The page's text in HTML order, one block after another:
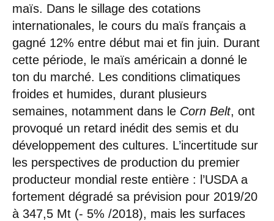
maïs. Dans le sillage des cotations
internationales, le cours du maïs français a
gagné 12% entre début mai et fin juin. Durant
cette période, le maïs américain a donné le
ton du marché. Les conditions climatiques
froides et humides, durant plusieurs
semaines, notamment dans le Corn Belt, ont
provoqué un retard inédit des semis et du
développement des cultures. L’incertitude sur
les perspectives de production du premier
producteur mondial reste entière : l’USDA a
fortement dégradé sa prévision pour 2019/20
à 347,5 Mt (- 5% /2018), mais les surfaces